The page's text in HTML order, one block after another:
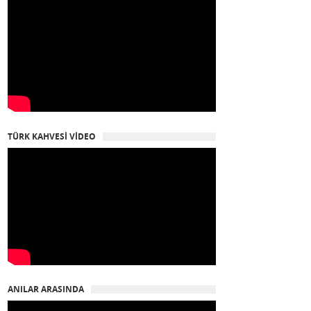
TÜRK KAHVESİ VİDEO
ANILAR ARASINDA